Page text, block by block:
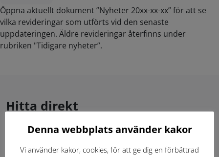
Öppna aktuellt dokument ”Nyheter 20xx-xx-xx” för att se
vilka revideringar som utförts vid den senaste
uppdateringen. Äldre revideringar återfinns under
rubriken "Tidigare nyheter”.
Hitta direkt
Gällande standardritningar (Dwg och pdf)
Denna webbplats använder kakor
Vi använder kakor, cookies, för att ge dig en förbättrad